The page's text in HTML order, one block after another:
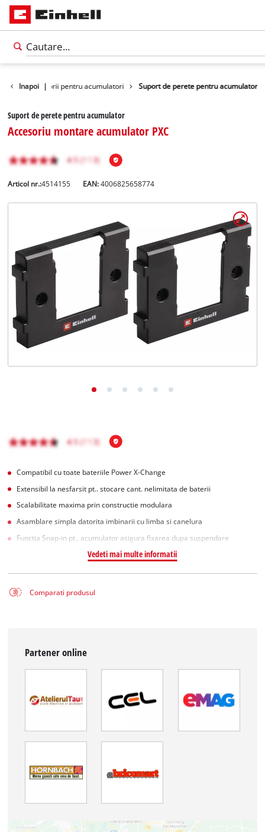
Română
RO Română
Inapoi |
Accesorii pentru acumulatori Suport de perete pentru acumulator
Suport de perete pentru acumulator
Accesoriu montare acumulator PXC
Articol nr.:4514155 EAN:4006825658774
Compatibil cu toate bateriile Power X-Change
Extensibil la nesfarsit pt.. stocare cant. nelimitata de baterii
Scalabilitate maxima prin constructie modulara
Asamblare simpla datorita imbinarii cu limba si canelura
Functia Snap-in pt.. acumulator asigura fixarea dupa suspendare
Vedeti mai multe informatii
Comparati produsul
Partener online